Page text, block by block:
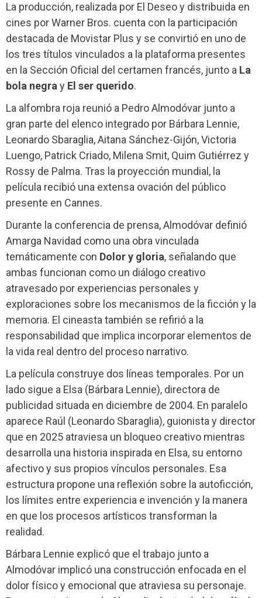
La producción, realizada por El Deseo y distribuida en
cines por Warner Bros. cuenta con la participación
destacada de Movistar Plus y se convirtió en uno de
los tres títulos vinculados a la plataforma presentes
en la Sección Oficial del certamen francés, junto a La
bola negray El ser querido.
La alfombra roja reunió a Pedro Almodóvar junto a
gran parte del elenco integrado por Bárbara Lennie,
Leonardo Sbaraglia, Aitana Sánchez-Gijón, Victoria
Luengo, Patrick Criado, Milena Smit, Quim Gutiérrez y
Rossy de Palma. Tras la proyección mundial, la
película recibió una extensa ovación del público
presente en Cannes.
Durante la conferencia de prensa, Almodóvar definió
Amarga Navidad como una obra vinculada
temáticamente con Dolor y gloria, señalando que
ambas funcionan como un diálogo creativo
atravesado por experiencias personales y
exploraciones sobre los mecanismos de la ficción y la
memoria. El cineasta también se refirió a la
responsabilidad que implica incorporar elementos de
la vida real dentro del proceso narrativo.
La película construye dos líneas temporales. Por un
lado sigue a Elsa (Bárbara Lennie), directora de
publicidad situada en diciembre de 2004. En paralelo
aparece Raúl (Leonardo Sbaraglia), guionista y director
que en 2025 atraviesa un bloqueo creativo mientras
desarrolla una historia inspirada en Elsa, su entorno
afectivo y sus propios vínculos personales. Esa
estructura propone una reflexión sobre la autoficción,
los límites entre experiencia e invención y la manera
en que los procesos artísticos transforman la
realidad.
Bárbara Lennie explicó que el trabajo junto a
Almodóvar implicó una construcción enfocada en el
dolor físico y emocional que atraviesa su personaje.